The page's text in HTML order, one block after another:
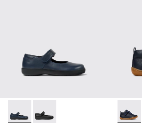
Spiral Comet - 80356-031 - Zapatos
Spiral Comet - 80356-003 -Peu -